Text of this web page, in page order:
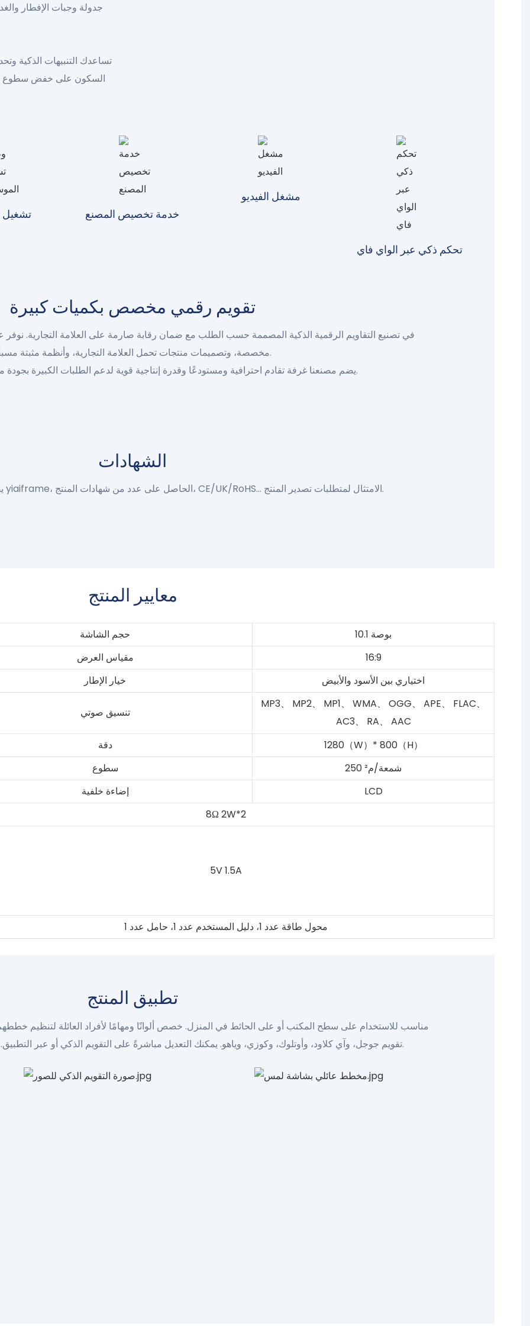
جدولة وجبات الإفطار
تساعدك التنبيهات الذكية
السكون على خفض سطوع
تشغيل خدمة تخصيص المصنع
مشغل الفيديو
تحكم ذكي عبر الواي فاي
تقويم رقمي مخصص بكميات كبيرة
مخصصة، وتصميمات منتجات تحمل العلامة التجارية، وأنظمة مثبتة مسبقًا.
يضم مصنعنا غرفة تقادم احترافية ومستودعًا وقدرة إنتاجية قوية لدعم الطلبات الكبيرة بجودة مستقرة وإمدادات متسقة.
الشهادات
يضمن التقويم الرقمي الذكي من yiaiframe، الحاصل على عدد من شهادات المنتج، CE/UK/RoHS... الامتثال لمتطلبات تصدير المنتج.
معايير المنتج
حجم الشاشة
10.1 بوصة
مقياس العرض
16:9
خيار الإطار
اختياري بين الأسود والأبيض
تنسيق صوتي
MP3、 MP2、 MP1、 WMA、 OGG、 APE、 FLAC、
AC3、 RA、 AAC
دقة
1280（W）* 800（H）
سطوع
250 شمعة/م²
إضاءة خلفية
LCD
8Ω 2W*2
5V 1.5A
محول طاقة عدد 1، دليل المستخدم عدد 1، حامل عدد 1
تطبيق المنتج
مناسب للاستخدام على سطح المكتب أو على الحائط في المنزل. خصص ألوانًا ومهامًا لأفراد العائلة لتنظيم
تقويم جوجل، وآي كلاود، وأوتلوك، وكوزي، وياهو. يمكنك التعديل مباشرةً على التقويم الذكي أو عبر التطبيق. تتضمن كل مهمة تذكيرات بالمكافآت.